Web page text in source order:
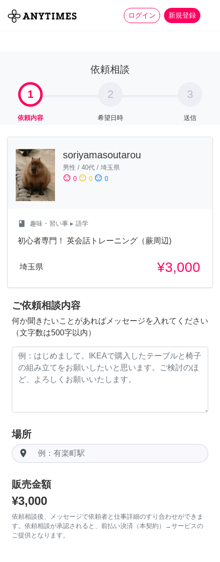
ログイン 新規登録
全て 家事 more_horiz
依頼相談
1
依頼内容
2
希望日時
3
送信
soriyamasoutarou
男性 / 40代 / 埼玉県
sentiment_satisfied 0 sentiment_neutral 0 sentiment_dissatisfied 0
class 趣味・習い事 ▸ 語学
初心者専門！ 英会話トレーニング（蕨周辺)
埼玉県 ¥3,000
ご依頼相談内容
何か聞きたいことがあればメッセージを入れてください
（文字数は500字以内）
場所
room
販売金額
¥3,000
依頼相談後、メッセージで依頼者と仕事詳細のすり合わせができま
す。依頼相談が承認されると、前払い決済（本契約）→サービスの
ご提供となります。